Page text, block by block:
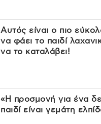
Αυτός είναι ο πιο
να φάει το παιδί
να το καταλάβει!
«Η προσμονή για ένα
παιδί είναι γεμάτη